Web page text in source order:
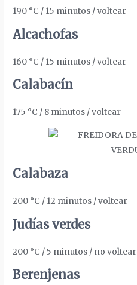
190 °C / 15 minutos / voltear
Alcachofas
160 °C / 15 minutos / voltear
Calabacín
175 °C / 8 minutos / voltear
Calabaza
200 °C / 12 minutos / voltear
Judías verdes
200 °C / 5 minutos / no voltear
Berenjenas